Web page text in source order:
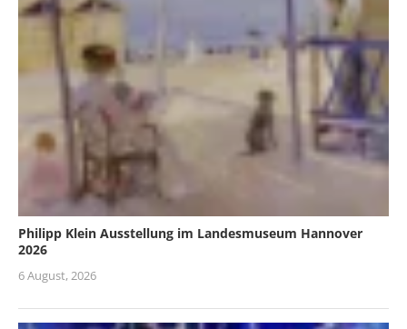
Philipp Klein Ausstellung im Landesmuseum Hannover
2026
6 August, 2026